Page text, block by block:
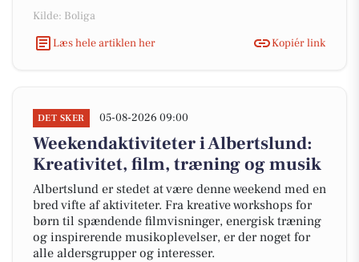
Kilde: Boliga
Læs hele artiklen her
Kopiér link
DET SKER 05-08-2026 09:00
Weekendaktiviteter i Albertslund:
Kreativitet, film, træning og musik
Albertslund er stedet at være denne weekend med en
bred vifte af aktiviteter. Fra kreative workshops for
børn til spændende filmvisninger, energisk træning
og inspirerende musikoplevelser, er der noget for
alle aldersgrupper og interesser.